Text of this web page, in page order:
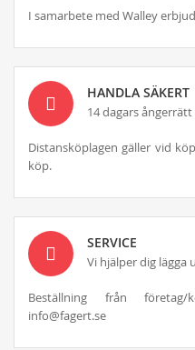
I samarbete med Walley
HANDLA SÄKERT
14 dagars ångerrätt
Distansköplagen gäller vid
köp.
SERVICE
Vi hjälper dig lägga
Beställning från
info@fagert.se